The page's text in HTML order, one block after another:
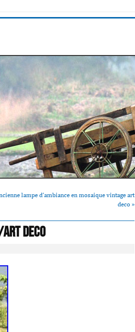
lampe d’ambiance en mosaique vintage art
deco »
art Deco